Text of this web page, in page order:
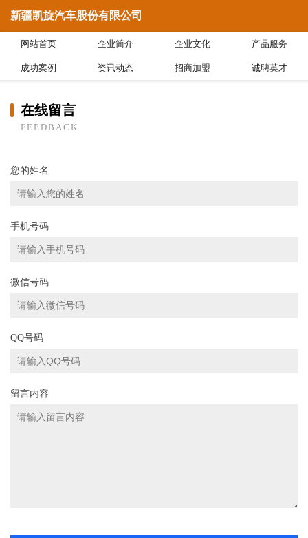
新疆凯旋汽车股份有限公司
网站首页 企业简介 企业文化 产品服务
成功案例 资讯动态 招商加盟 诚聘英才
在线留言
FEEDBACK
您的姓名
手机号码
微信号码
QQ号码
留言内容